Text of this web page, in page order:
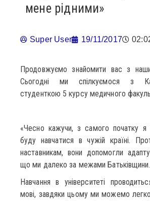
мене рідними»
Super User 19/11/2017
Продовжуємо знайомити вас з
Сьогодні ми спілкуємося з
студенткою 5 курсу медичного
«Чесно кажучи, з самого початку я
буду навчатися в чужій країні.
наставникам, вони допомогли
що ми далеко за межами Батьківщини.
Навчання в університеті
мові, завдяки цьому ми можемо легко